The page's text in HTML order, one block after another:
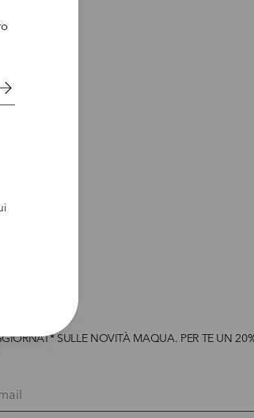
SULLE NOVITÀ MAQUA. PER TE UN